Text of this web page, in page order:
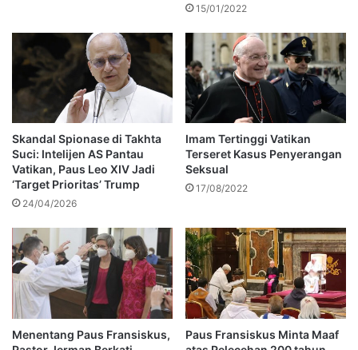
15/01/2022
Skandal Spionase di Takhta
Suci: Intelijen AS Pantau
Vatikan, Paus Leo XIV Jadi
‘Target Prioritas’ Trump
24/04/2026
Imam Tertinggi Vatikan
Terseret Kasus Penyerangan
Seksual
17/08/2022
Menentang Paus Fransiskus,
Paus Fransiskus Minta Maaf